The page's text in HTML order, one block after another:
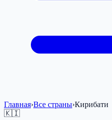
Главная›Все страны›Кирибати
🇰🇮